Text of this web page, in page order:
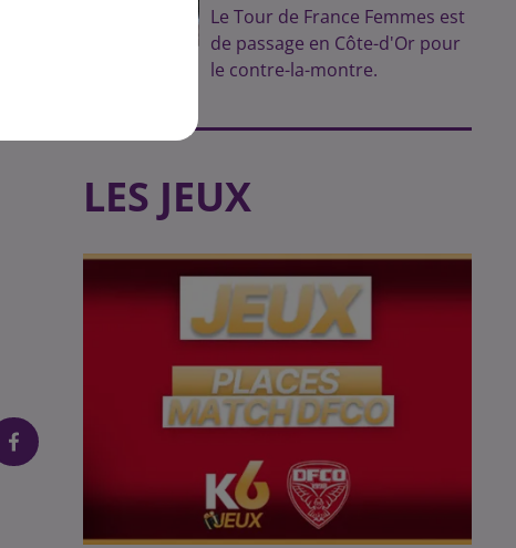
à
Le Tour de France Femmes est
de passage en Côte-d'Or pour
le contre-la-montre.
LES JEUX